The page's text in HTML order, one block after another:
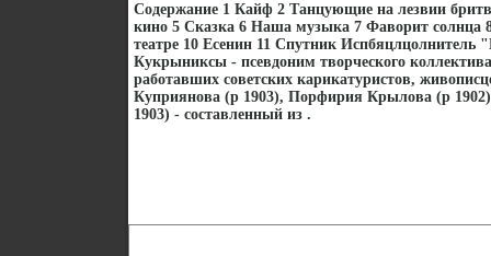
Содержание 1 Кайф 2 Танцующие на лезвии
кино 5 Сказка 6 Наша музыка 7 Фаворит солнца
театре 10 Есенин 11 Спутник
Кукрыниксы - псевдоним творческого
работавших советских карикатуристов,
Куприянова (р 1903), Порфирия Крылова (р
1903) - составленный из .